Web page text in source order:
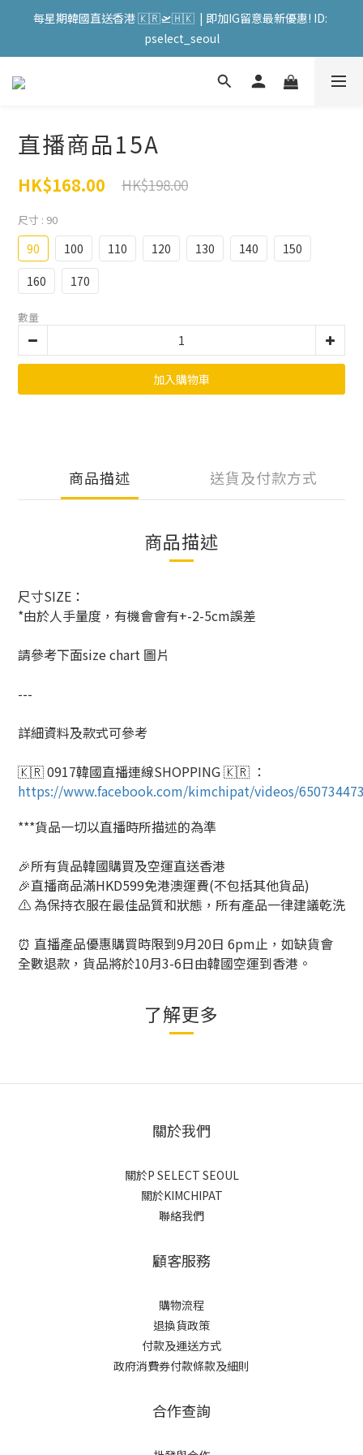
會員購物滿HKD599寄送 順豐站 / 順便智能櫃 免運費! (果汁/韓國
被/直播商品除外) | FACEBOOK: PATC遊走泡菜國
每星期韓國直送香港 🇰🇷🛫🇭🇰  | 即加IG留意最新優惠! ID:
pselect_seoul
會員購物滿HKD599寄送 順豐站 / 順便智能櫃 免運費! (果汁/韓國
直播商品15A
HK$168.00 HK$198.00
尺寸 : 90
90 100 110 120 130 140
150
160
170
數量
加入購物車
商品描述 送貨及付款方式
商品描述
尺寸SIZE：
*由於人手量度，有機會會有+-2-5cm誤差
請參考下面size chart 圖片
---
詳細資料及款式可參考
🇰🇷 0917韓國直播連線SHOPPING 🇰🇷 ：
https://www.facebook.com/kimchipat/videos/
***貨品一切以直播時所描述的為準
🎉所有貨品韓國購買及空運直送香港
🎉直播商品滿HKD599免港澳運費(不包括其他貨品)
⚠️ 為保持衣服在最佳品質和狀態，所有產品一律建議乾洗
⏰ 直播產品優惠購買時限到9月20日 6pm止，如缺貨會
全數退款，貨品將於10月3-6日由韓國空運到香港。
了解更多
關於我們
關於P SELECT SEOUL
關於KIMCHIPAT
聯絡我們
顧客服務
購物流程
退換貨政策
付款及運送方式
政府消費券付款條款及細則
合作查詢